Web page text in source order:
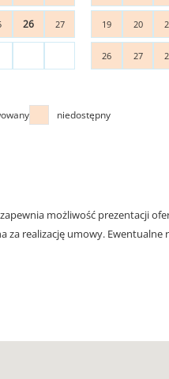
26 27 19 20
26 27
niedostępny
możliwość prezentacji
za realizację umowy. Ewentualne